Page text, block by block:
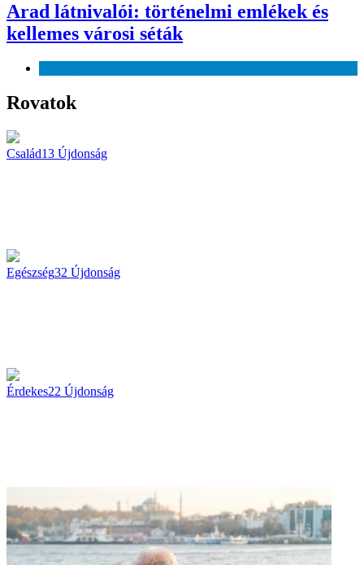
Arad látnivalói: történelmi emlékek és
kellemes városi séták
Rovatok
Család13 Újdonság
Egészség32 Újdonság
Érdekes22 Újdonság